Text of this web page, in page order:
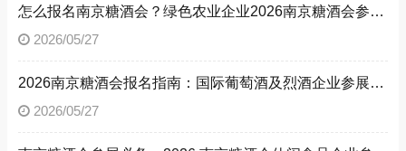
怎么报名南京糖酒会？绿色农业企业2026南京糖酒会参展流程与参展资质全解析
2026/05/27
2026南京糖酒会报名指南：国际葡萄酒及烈酒企业参展流程、参展资质，解锁南京糖酒会参展方法
2026/05/27